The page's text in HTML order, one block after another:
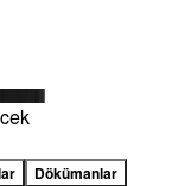
Dökümanlar